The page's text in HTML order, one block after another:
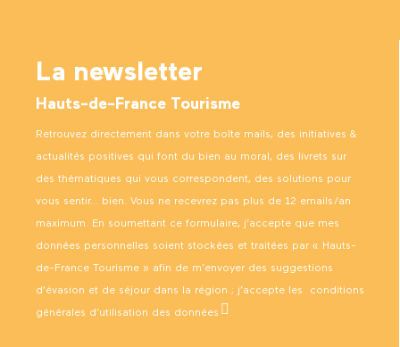
La newsletter
Hauts-de-France Tourisme
Retrouvez directement dans votre boîte mails, des initiatives &
actualités positives qui font du bien au moral, des livrets sur
des thématiques qui vous correspondent, des solutions pour
vous sentir… bien. Vous ne recevrez pas plus de 12 emails/an
maximum. En soumettant ce formulaire, j’accepte que mes
données personnelles soient stockées et traitées par « Hauts-
de-France Tourisme » afin de m’envoyer des suggestions
d’évasion et de séjour dans la région ; j’accepte les conditions
générales d’utilisation des données .